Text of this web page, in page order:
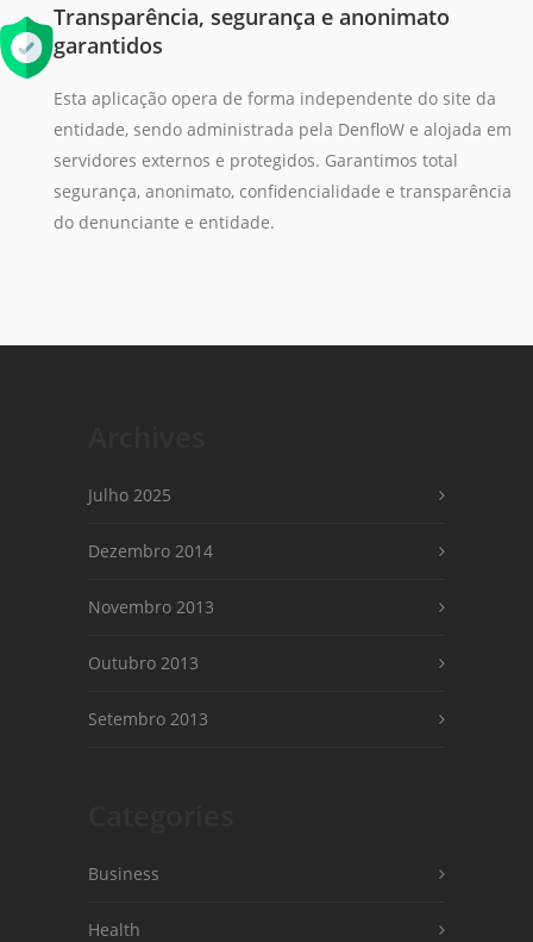
Transparência, segurança e anonimato
garantidos
Esta aplicação opera de forma independente do site da
entidade, sendo administrada pela DenfloW e alojada em
servidores externos e protegidos. Garantimos total
segurança, anonimato, confidencialidade e transparência
do denunciante e entidade.
Julho 2025
Dezembro 2014
Novembro 2013
Outubro 2013
Setembro 2013
Business
Health